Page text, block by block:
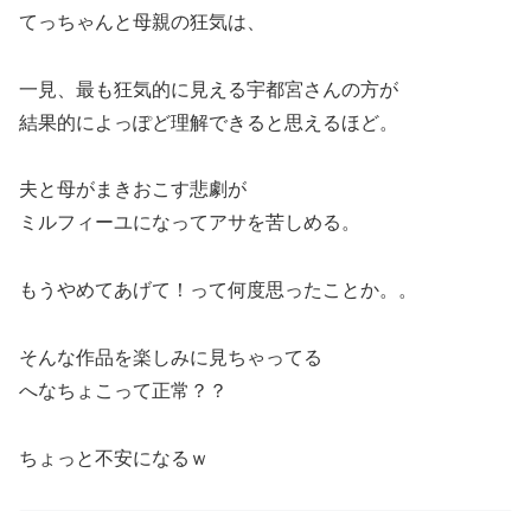
てっちゃんと母親の狂気は、
一見、最も狂気的に見える宇都宮さんの方が
結果的によっぽど理解できると思えるほど。
夫と母がまきおこす悲劇が
ミルフィーユになってアサを苦しめる。
もうやめてあげて！って何度思ったことか。。
そんな作品を楽しみに見ちゃってる
へなちょこって正常？？
ちょっと不安になるｗ